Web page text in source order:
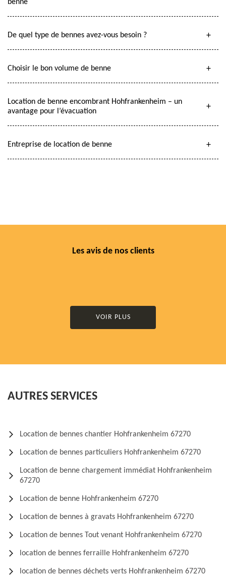
benne
De quel type de bennes avez-vous besoin ?
Choisir le bon volume de benne
Location de benne encombrant Hohfrankenheim – un
avantage pour l’évacuation
Entreprise de location de benne
Les avis de nos clients
VOIR PLUS
AUTRES SERVICES
Location de bennes chantier Hohfrankenheim 67270
Location de bennes particuliers Hohfrankenheim 67270
Location de benne chargement immédiat Hohfrankenheim
67270
Location de benne Hohfrankenheim 67270
Location de bennes à gravats Hohfrankenheim 67270
Location de bennes Tout venant Hohfrankenheim 67270
location de bennes ferraille Hohfrankenheim 67270
location de bennes déchets verts Hohfrankenheim 67270